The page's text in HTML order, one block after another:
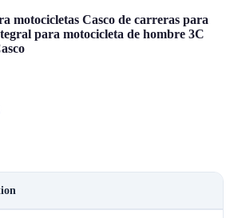
motocicletas Casco de carreras para
para motocicleta de hombre 3C